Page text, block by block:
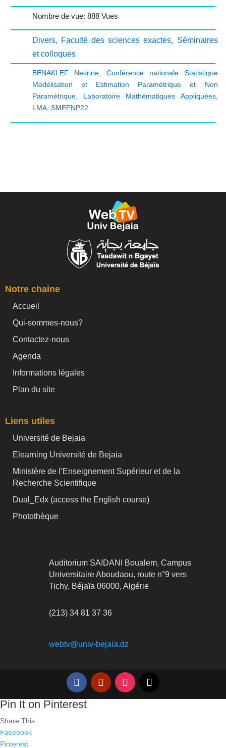
Nombre de vue: 888 Vues
Divers, Faculté des sciences exactes, Séminaires
et colloques
BENAKLEF Nesrine, Conférence nationale Statistique
Modélisation et Estimation Paramétrique et Non
Paramétrique, Laboratoire Mathématiques Appliquées,
LMA, SMEPNP22
Notre chaine
Accueil
Qui-sommes-nous?
Contactez-nous
Agenda
Informations légales
Plan du site
Liens utiles
Université de Bejaia
Elearning Université de Bejaia
Ministère de l’Enseignement Supérieur et de la
Recherche Scientifique
Dual_Edx (access the English course)
Photothèque
Auditorium SAIDANI Boualem, Campus
Universitaire Aboudaou, route n°9 vers
Tichy, Béjaïa 06000, Algérie
(213) 34 81 37 36
webtv@univ-bejaia.dz
Pin It on Pinterest
Share This
Facebook
Pinterest